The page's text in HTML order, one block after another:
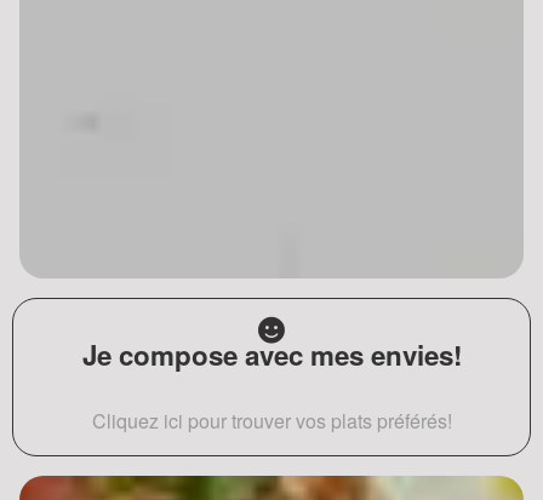
Je compose avec mes envies!
Cliquez ici pour trouver vos plats préférés!